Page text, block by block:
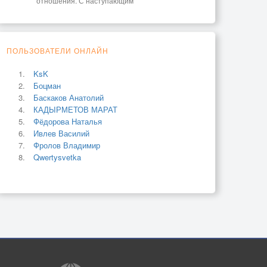
ПОЛЬЗОВАТЕЛИ ОНЛАЙН
KsK
Боцман
Баскаков Анатолий
КАДЫРМЕТОВ МАРАТ
Фёдорова Наталья
Ивлев Василий
Фролов Владимир
Qwertysvetka